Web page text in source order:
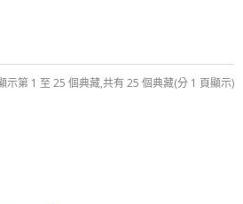
示第 1 至 25 個典藏,共有 25 個典藏(分 1 頁顯示)